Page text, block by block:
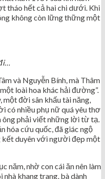
tháo hết cả hai chi dưới. Khi
không còn lững thững một
và Nguyễn Bính, mà Thâm
loài hoa khác hải đường”.
đời sân khấu tài năng,
có nhiều phụ nữ quá yêu thơ
ông phải viết những lời từ tạ.
hóa cứu quốc, đã giác ngộ
kết duyên với người đẹp một
năm, nhờ con cái ăn nên làm
khang trang, bà dành